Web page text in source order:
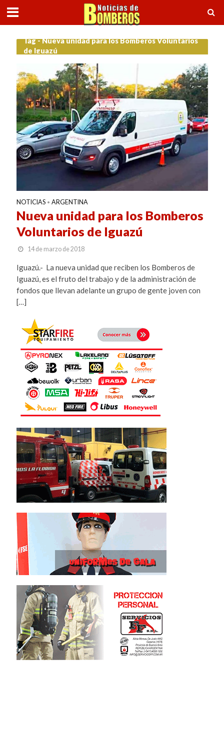
Tag - Nueva unidad para los Bomberos Voluntarios
de Iguazú
NOTICIAS • ARGENTINA
Nueva unidad para los Bomberos
Voluntarios de Iguazú
14 de marzo de 2018
Iguazú.- La nueva unidad que reciben los Bomberos de
Iguazú, es el fruto del trabajo y de la administración de
fondos que llevan adelante un grupo de gente joven con
[…]